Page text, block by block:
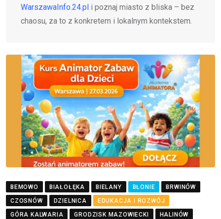
WarszawaInfo.24.pl i poznaj miasto z bliska – bez
chaosu, za to z konkretem i lokalnym kontekstem.
BEMOWO BIAŁOŁĘKA BIELANY BŁONIE
BRWINÓW
CZOSNÓW
DZIELNICA
EDUKACJA I ROZWÓJ
GÓRA KALWARIA
GRODZISK MAZOWIECKI
HALINÓW